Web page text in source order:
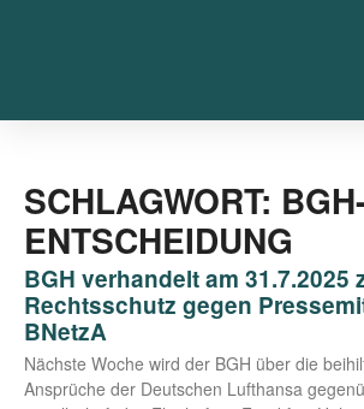
SCHLAGWORT:
ENTSCHEIDUNG
BGH verhandelt am 31.7.2025
Rechtsschutz gegen
BNetzA
Nächs­te Woche wird der BGH über die
Ansprü­che der Deut­schen Luft­han­sa